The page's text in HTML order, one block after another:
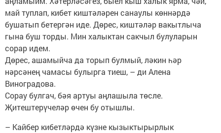
май туплап, кибет киштәләрен санаулы көннәрдә
бушатып бетергән иде. Дөрес, киштәләр вакытлыча
гына буш торды. Мин халыктан сакчыл булуларын
сорар идем.
Дөрес, ашамыйча да торып булмый, ләкин һәр
нәрсәнең чамасы булырга тиеш, – ди Алена
Виноградова.
Сорау булгач, бәя артуы аңлашыла төсле.
Җитештерүчеләр өчен бу отышлы.
– Кайбер кибетләрдә күзне кызыктырырлык